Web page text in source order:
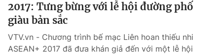
Xã hội
Pháp luật
2017: Tưng bừng với lễ hội đường phố
giàu bản sắc
VTV.vn - Chương trình bế mạc Liên hoan thiếu nhi
ASEAN+ 2017 đã đưa khán giả đến với một lễ hội